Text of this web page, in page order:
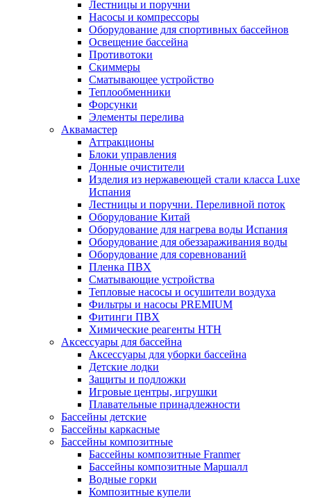
Лестницы и поручни
Насосы и компрессоры
Оборудование для спортивных бассейнов
Освещение бассейна
Противотоки
Скиммеры
Сматывающее устройство
Теплообменники
Форсунки
Элементы перелива
Аквамастер
Аттракционы
Блоки управления
Донные очистители
Изделия из нержавеющей стали класса Luxe
Испания
Лестницы и поручни. Переливной поток
Оборудование Китай
Оборудование для нагрева воды Испания
Оборудование для обеззараживания воды
Оборудование для соревнований
Пленка ПВХ
Сматывающие устройства
Тепловые насосы и осушители воздуха
Фильтры и насосы PREMIUM
Фитинги ПВХ
Химические реагенты HTH
Аксессуары для бассейна
Аксессуары для уборки бассейна
Детские лодки
Защиты и подложки
Игровые центры, игрушки
Плавательные принадлежности
Бассейны детские
Бассейны каркасные
Бассейны композитные
Бассейны композитные Franmer
Бассейны композитные Маршалл
Водные горки
Композитные купели